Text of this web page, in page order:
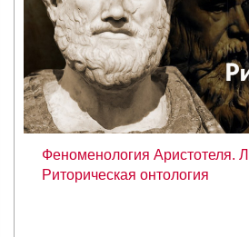
Феноменология Аристотеля.
Риторическая онтология